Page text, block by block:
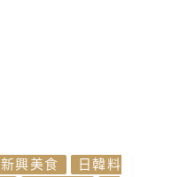
新興美食
日韓料